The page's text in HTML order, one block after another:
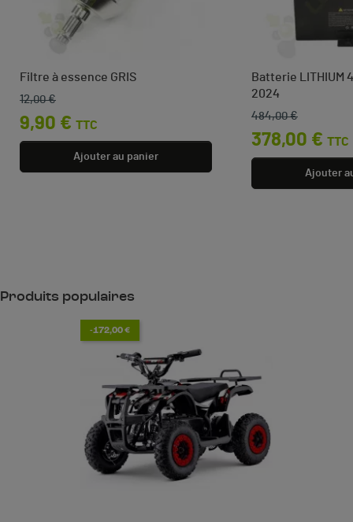
Filtre à essence GRIS
Prix de base
12,00 €
Prix
9,90 € TTC
Ajouter au panier
Batterie LITHIUM
2024
Prix de base
484,00 €
Prix
378,00 € TTC
Ajouter
Produits populaires
-172,00 €